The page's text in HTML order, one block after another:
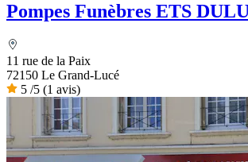
Pompes Funèbres ETS
11 rue de la Paix
72150 Le Grand-Lucé
5 /5 (1 avis)